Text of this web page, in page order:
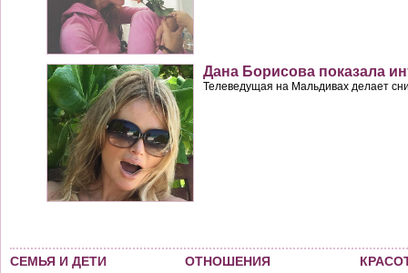
Дана Борисова показала
Телеведущая на Мальдивах делает
СЕМЬЯ И ДЕТИ ОТНОШЕНИЯ